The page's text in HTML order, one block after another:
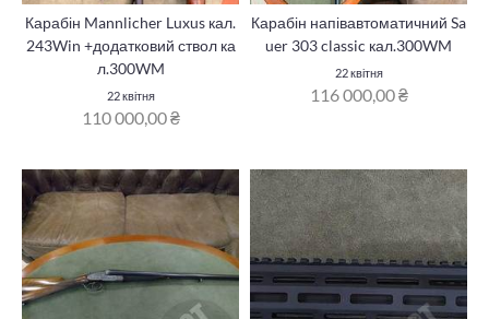
Карабін Mannlicher Luxus кал.
243Win +додатковий ствол ка
л.300WM
22 квітня
110 000,00 ₴
Карабін напівавтоматичний Sa
uer 303 classic кал.300WM
22 квітня
116 000,00 ₴